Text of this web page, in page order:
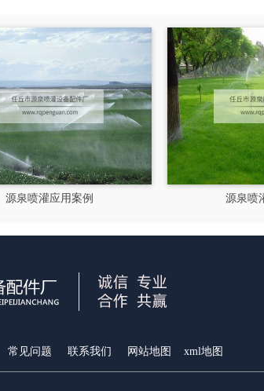
源泉喷灌应用案例
常见问题 联系我们 网站地图 xml地图